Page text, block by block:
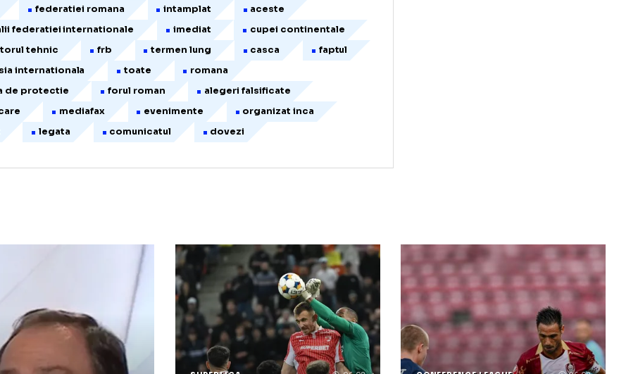
oficialii federatiei romane
comitetului executiv
arbitraj sportiv
olimpiada internationala
toate acestea
federatia romana de box
tribunalul sportiv
oficialii federatiei internationale imediat
cupei continentale
frb termen lung casca
faptul
toate romana
casca de protectie forul roman
alegeri falsificate
implicare
mediafax evenimente
organizat inca
efect
legata comunicatul dovezi